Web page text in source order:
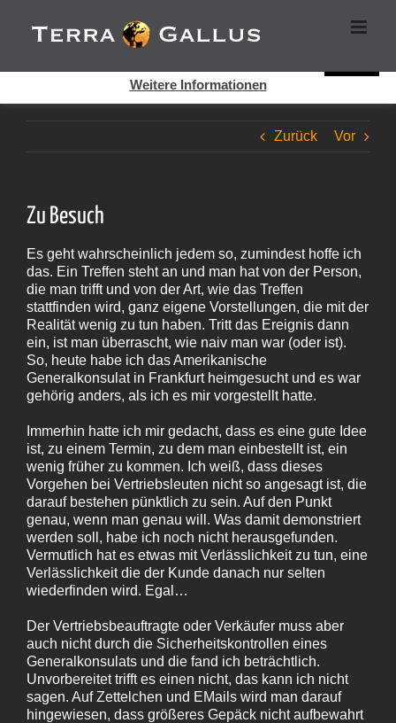
Inhalt
springen
Zurück Vor
Zu Besuch
Es geht wahrscheinlich jedem so, zumindest hoffe ich
das. Ein Treffen steht an und man hat von der Person,
die man trifft und von der Art, wie das Treffen
stattfinden wird, ganz eigene Vorstellungen, die mit der
Realität wenig zu tun haben. Tritt das Ereignis dann
ein, ist man überrascht, wie naiv man war (oder ist).
So, heute habe ich das Amerikanische
Generalkonsulat in Frankfurt heimgesucht und es war
gehörig anders, als ich es mir vorgestellt hatte.
Immerhin hatte ich mir gedacht, dass es eine gute Idee
ist, zu einem Termin, zu dem man einbestellt ist, ein
wenig früher zu kommen. Ich weiß, dass dieses
Vorgehen bei Vertriebsleuten nicht so angesagt ist, die
darauf bestehen pünktlich zu sein. Auf den Punkt
genau, wenn man genau will. Was damit demonstriert
werden soll, habe ich noch nicht herausgefunden.
Vermutlich hat es etwas mit Verlässlichkeit zu tun, eine
Verlässlichkeit die der Kunde danach nur selten
wiederfinden wird. Egal…
Der Vertriebsbeauftragte oder Verkäufer muss aber
auch nicht durch die Sicherheitskontrollen eines
Generalkonsulats und die fand ich beträchtlich.
Unvorbereitet trifft es einen nicht, das kann ich nicht
sagen. Auf Zettelchen und EMails wird man darauf
hingewiesen, dass größeres Gepäck nicht aufbewahrt
Cookies helfen auf auf dieser Seite bei der Bereitstellung der
Dienste. Durch die Nutzung dieser Webseite erklären Sie sich
Weitere Informationen